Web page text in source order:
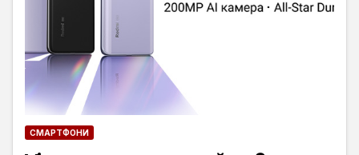
СМАРТФОНИ